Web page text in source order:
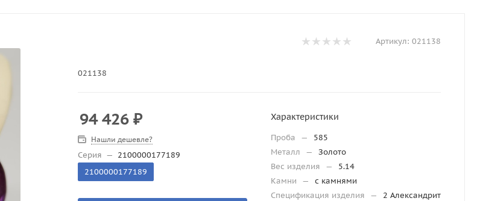
Артикул: 021138
021138
94 426 ₽
Нашли дешевле?
Серия — 2100000177189
2100000177189
Характеристики
Проба —
585
Металл
—
Золото
Вес изделия
—
5.14
Камни
—
с камнями
Спецификация изделия
—
2 Александрит